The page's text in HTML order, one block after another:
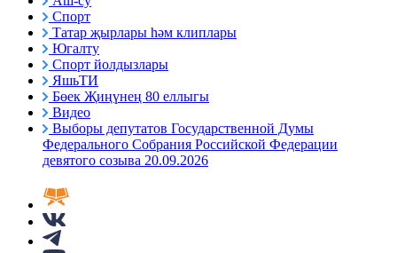
Спорт
Татар җырлары һәм клиплары
Югалту
Спорт йолдызлары
ЯшьТИ
Бөек Җиңүнең 80 еллыгы
Видео
Выборы депутатов Государственной Думы
Федерального Собрания Российской Федерации
девятого созыва 20.09.2026